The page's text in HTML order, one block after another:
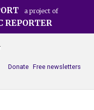
a project of
REPORTER
Free newsletters
Donate